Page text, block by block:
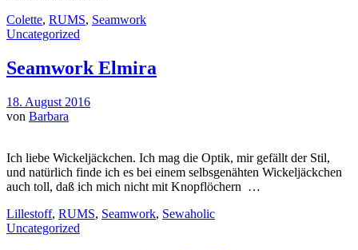
Colette, RUMS, Seamwork
Uncategorized
Seamwork Elmira
18. August 2016
von Barbara
Ich liebe Wickeljäckchen. Ich mag die Optik, mir gefällt der Stil,
und natürlich finde ich es bei einem selbsgenähten Wickeljäckchen
auch toll, daß ich mich nicht mit Knopflöchern …
Lillestoff, RUMS, Seamwork, Sewaholic
Uncategorized